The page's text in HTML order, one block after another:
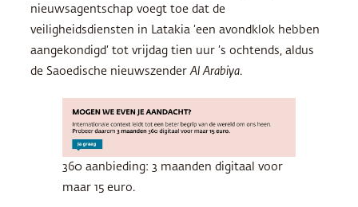
nieuwsagentschap voegt toe dat de
veiligheidsdiensten in Latakia ‘een avondklok hebben
aangekondigd’ tot vrijdag tien uur ’s ochtends, aldus
de Saoedische nieuwszender Al Arabiya.
360 aanbieding: 3 maanden digitaal voor
maar 15 euro.